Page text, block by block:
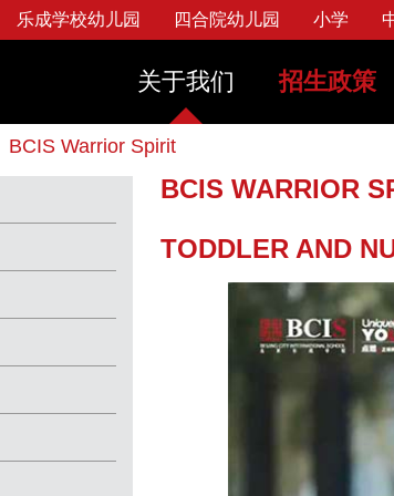
乐成学校幼儿园 四合院幼儿园 小学
关于我们
董事会
乐成教育
学校历史
最新消息
学校日历
联系我们
招生政策
学费政策
奖学金计划
苹果笔记本购买计划
教育领导团队
家长教师委员会
校友风采
设施服务
幼儿园
中学
大学申请指导
图书馆
线上、混合式和面对面课堂学
学生服务
校园活动EAs
Avenir
BCIS Warrior Spirit
BCIS WARRIOR
TODDLER AND